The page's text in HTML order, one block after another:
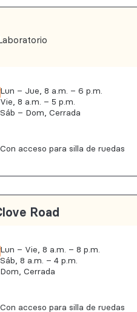
Lun – Jue, 8 a.m. – 6 p.m.
Vie, 8 a.m. – 5 p.m.
Sáb – Dom, Cerrada
Con acceso para silla de ruedas
Road
Lun – Vie, 8 a.m. – 8 p.m.
Sáb, 8 a.m. – 4 p.m.
Dom, Cerrada
Con acceso para silla de ruedas